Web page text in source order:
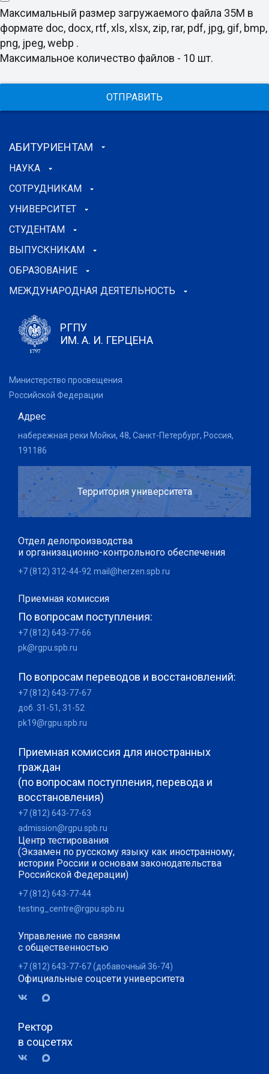
Максимальный размер загружаемого файла 35M в
формате doc, docx, rtf, xls, xlsx, zip, rar, pdf, jpg, gif, bmp,
png, jpeg, webp .
Максимальное количество файлов - 10 шт.
ОТПРАВИТЬ
АБИТУРИЕНТАМ
НАУКА
СОТРУДНИКАМ
УНИВЕРСИТЕТ
СТУДЕНТАМ
ВЫПУСКНИКАМ
ОБРАЗОВАНИЕ
МЕЖДУНАРОДНАЯ ДЕЯТЕЛЬНОСТЬ
РГПУ
ИМ. А. И. ГЕРЦЕНА
Министерство просвещения
Российской Федерации
Адрес
набережная реки Мойки, 48, Санкт-Петербург, Россия,
191186
Территория университета
Отдел делопроизводства
и организационно-контрольного обеспечения
+7 (812) 312-44-92 mail@herzen.spb.ru
Приемная комиссия
По вопросам поступления:
+7 (812) 643-77-66
pk@rgpu.spb.ru
По вопросам переводов и восстановлений:
+7 (812) 643-77-67
доб. 31-51, 31-52
pk19@rgpu.spb.ru
Приемная комиссия для иностранных
граждан
(по вопросам поступления, перевода и
восстановления)
+7 (812) 643-77-63
admission@rgpu.spb.ru
Центр тестирования
(Экзамен по русскому языку как иностранному,
истории России и основам законодательства
Российской Федерации)
+7 (812) 643-77-44
testing_centre@rgpu.spb.ru
Управление по связям
с общественностью
+7 (812) 643-77-67 (добавочный 36-74)
Официальные соцсети университета
Ректор
в соцсетях